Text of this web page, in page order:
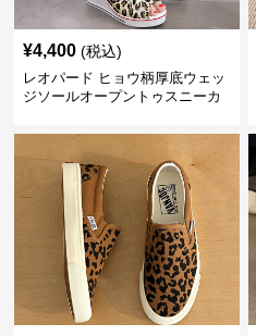
¥4,400 (税込)
レオパード ヒョウ柄厚底ウェッ
ジソールオープントゥスニーカ